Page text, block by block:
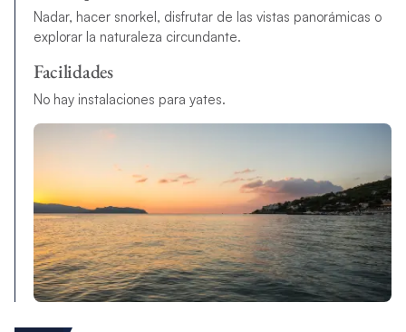
Nadar, hacer snorkel, disfrutar de las vistas panorámicas o
explorar la naturaleza circundante.
Facilidades
No hay instalaciones para yates.